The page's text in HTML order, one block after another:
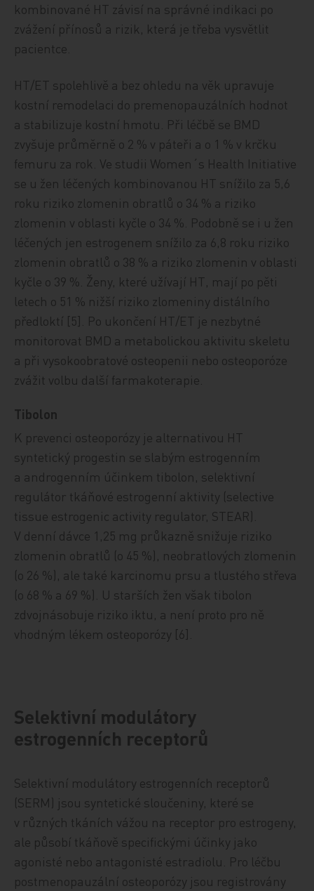
kombinované HT závisí na správné indikaci po
zvážení přínosů a rizik, která je třeba vysvětlit
pacientce.
HT/ET spolehlivě a bez ohledu na věk upravuje
kostní remodelaci do premenopauzálních hodnot
a stabilizuje kostní hmotu. Při léčbě se BMD
zvyšuje průměrně o 2 % v páteři a o 1 % v krčku
femuru za rok. Ve studii Women´s Health Initiative
se u žen léčených kombinovanou HT snížilo za 5,6
roku riziko zlomenin obratlů o 34 % a riziko
zlomenin v oblasti kyčle o 34 %. Podobně se i u žen
léčených jen estrogenem snížilo za 6,8 roku riziko
zlomenin obratlů o 38 % a riziko zlomenin v oblasti
kyčle o 39 %. Ženy, které užívají HT, mají po pěti
letech o 51 % nižší riziko zlomeniny distálního
předloktí [5]. Po ukončení HT/ET je nezbytné
monitorovat BMD a metabolickou aktivitu skeletu
a při vysokoobratové osteopenii nebo osteoporóze
zvážit volbu další farmakoterapie.
Tibolon
K prevenci osteoporózy je alternativou HT
syntetický progestin se slabým estrogenním
a androgenním účinkem tibolon, selektivní
regulátor tkáňové estrogenní aktivity (selective
tissue estrogenic activity regulator, STEAR).
V denní dávce 1,25 mg průkazně snižuje riziko
zlomenin obratlů (o 45 %), neobratlových zlomenin
(o 26 %), ale také karcinomu prsu a tlustého střeva
(o 68 % a 69 %). U starších žen však tibolon
zdvojnásobuje riziko iktu, a není proto pro ně
vhodným lékem osteoporózy [6].
Selektivní modulátory
estrogenních receptorů
Selektivní modulátory estrogenních receptorů
(SERM) jsou syntetické sloučeniny, které se
v různých tkáních vážou na receptor pro estrogeny,
ale působí tkáňově specifickými účinky jako
agonisté nebo antagonisté estradiolu. Pro léčbu
postmenopauzální osteoporózy jsou registrovány